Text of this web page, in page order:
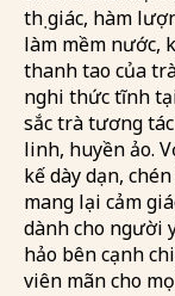
thị giác, hàm
làm mềm nước,
thanh tao của
nghi thức tĩnh
sắc trà tương
linh, huyền ảo.
kế dày dạn,
mang lại cảm
dành cho người
hảo bên cạnh
viên mãn cho